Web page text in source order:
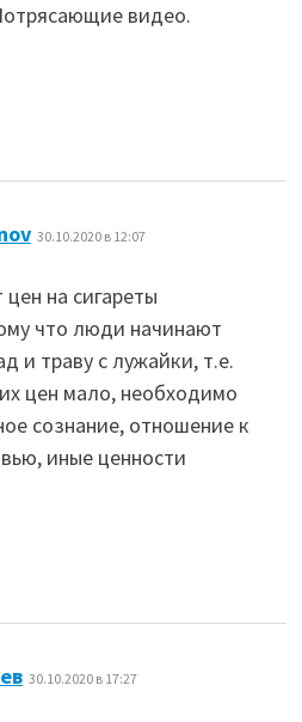
видео.
: 30.10.2020 в 12:07
на сигареты
что люди начинают
и траву с лужайки, т.е.
цен мало, необходимо
сознание, отношение к
иные ценности
: 30.10.2020 в 17:27